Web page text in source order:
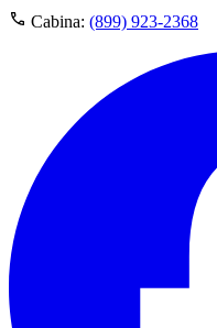
Cabina: (899) 923-2368